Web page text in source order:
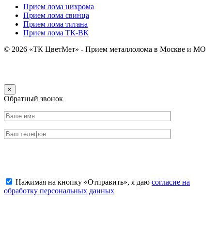
Прием лома нихрома
Прием лома свинца
Прием лома титана
Прием лома ТК-ВК
© 2026 «ТК ЦветМет» - Прием металлолома в Москве и МО
×
Обратный звонок
Нажимая на кнопку «Отправить», я даю согласие на
обработку персональных данных